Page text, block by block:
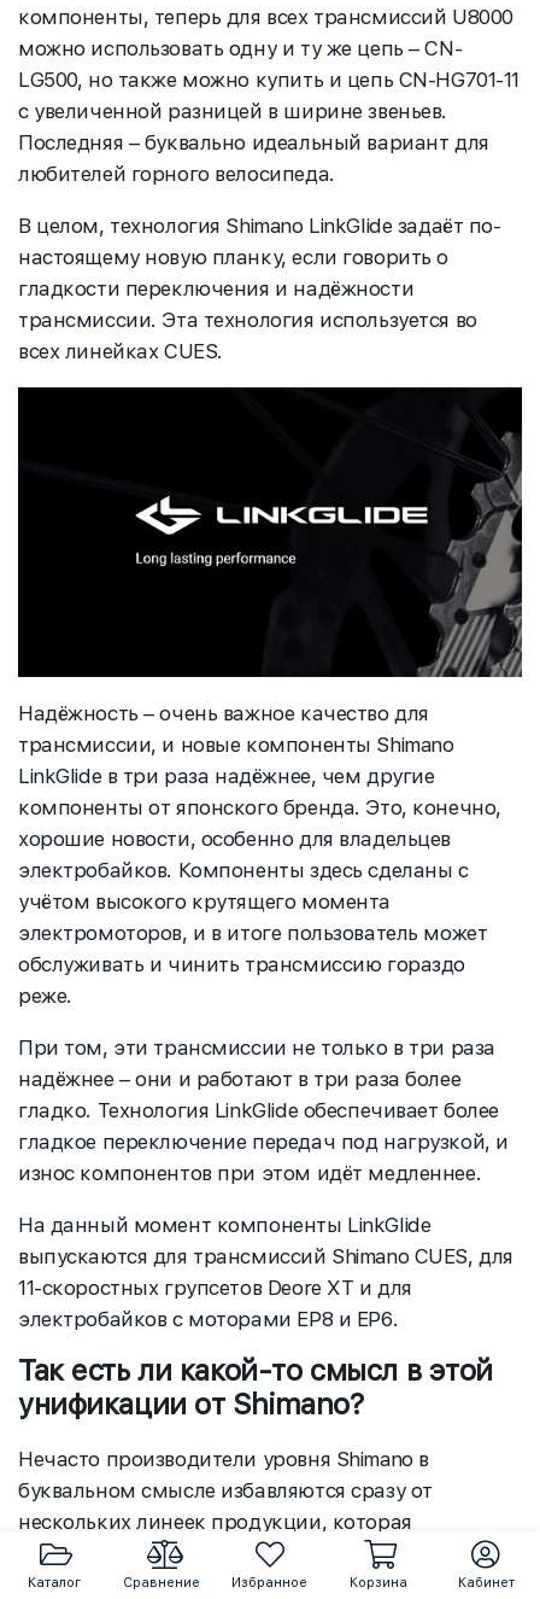
Каталог Сравнение Избранное Корзина Кабинет
компоненты, теперь для всех трансмиссий U8000
можно использовать одну и ту же цепь – CN-
LG500, но также можно купить и цепь CN-HG701-11
с увеличенной разницей в ширине звеньев.
Последняя – буквально идеальный вариант для
любителей горного велосипеда.
В целом, технология Shimano LinkGlide задаёт по-
настоящему новую планку, если говорить о
гладкости переключения и надёжности
трансмиссии. Эта технология используется во
всех линейках CUES.
Надёжность – очень важное качество для
трансмиссии, и новые компоненты Shimano
LinkGlide в три раза надёжнее, чем другие
компоненты от японского бренда. Это, конечно,
хорошие новости, особенно для владельцев
электробайков. Компоненты здесь сделаны с
учётом высокого крутящего момента
электромоторов, и в итоге пользователь может
обслуживать и чинить трансмиссию гораздо
реже.
При том, эти трансмиссии не только в три раза
надёжнее – они и работают в три раза более
гладко. Технология LinkGlide обеспечивает более
гладкое переключение передач под нагрузкой, и
износ компонентов при этом идёт медленнее.
На данный момент компоненты LinkGlide
выпускаются для трансмиссий Shimano CUES, для
11-скоростных групсетов Deore XT и для
электробайков с моторами EP8 и EP6.
Так есть ли какой-то смысл в этой
унификации от Shimano?
Нечасто производители уровня Shimano в
буквальном смысле избавляются сразу от
нескольких линеек продукции, которая
разрабатывалась и успешно продавалась много
лет – для этого должна быть веская причина.